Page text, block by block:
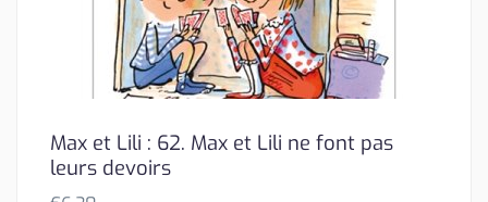
Max et Lili : 62. Max et Lili ne font pas
leurs devoirs